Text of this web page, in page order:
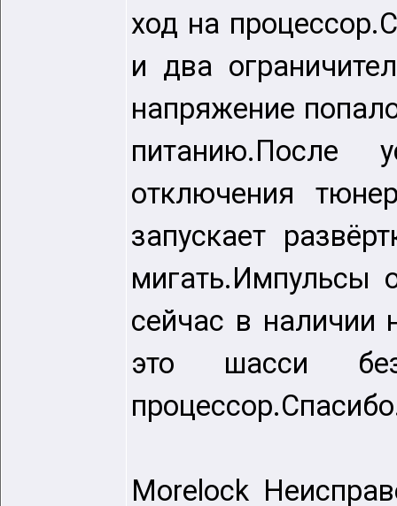
ход на
и два
напряжение
питанию.После
отключения
запускает
мигать.Импульсы
сейчас в наличии
это шасси
Morelock